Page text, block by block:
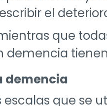
el
que
demencia
demencia
escalas que se